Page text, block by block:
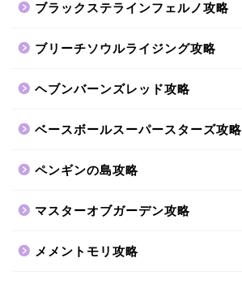
ブラックステラインフェルノ攻略
ブリーチソウルライジング攻略
ヘブンバーンズレッド攻略
ベースボールスーパースターズ攻略
ペンギンの島攻略
マスターオブガーデン攻略
メメントモリ攻略